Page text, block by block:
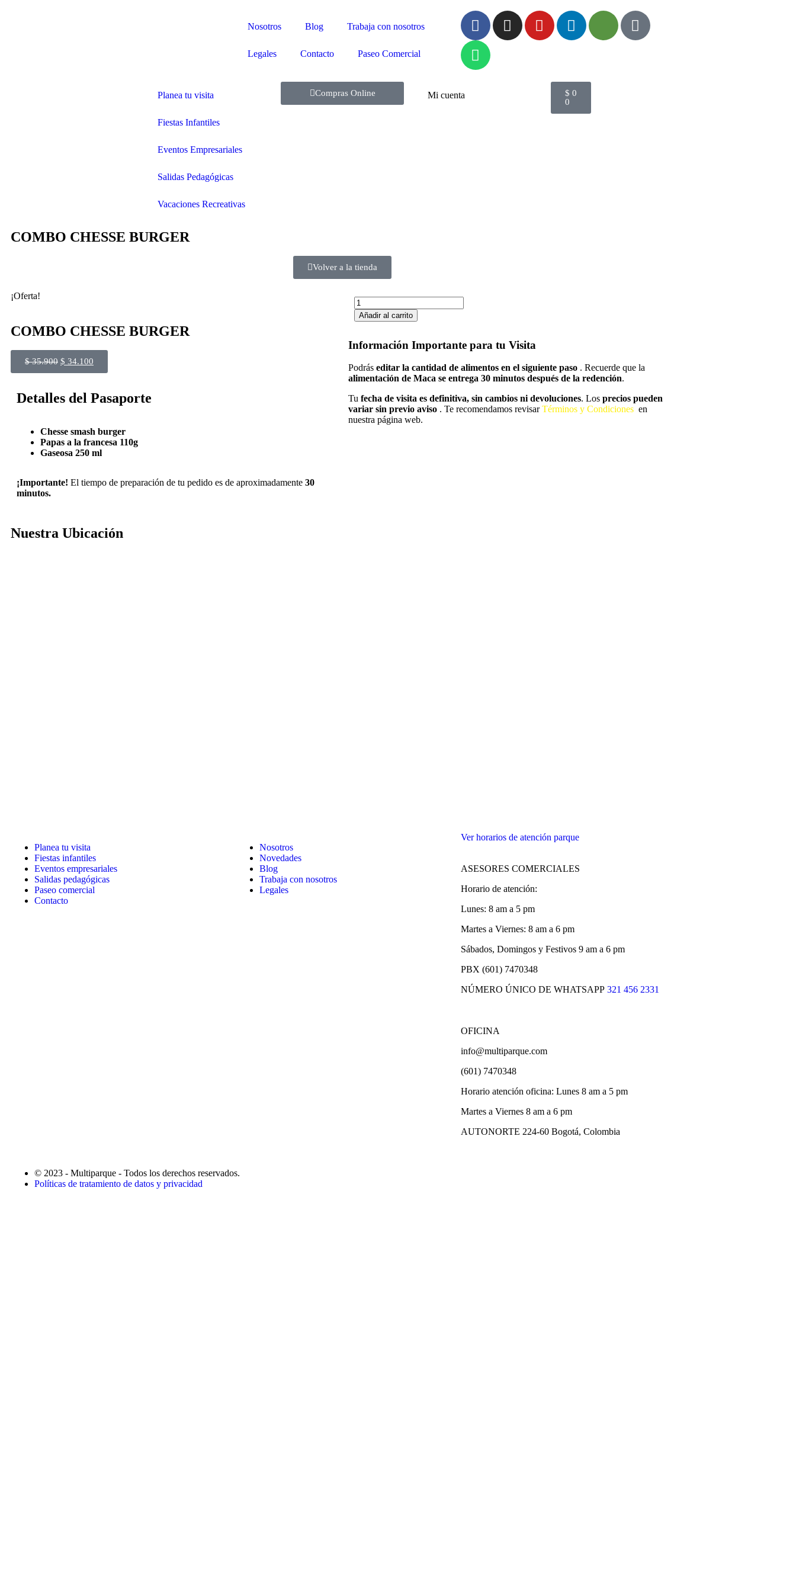
Nosotros Blog Trabaja con nosotros
Legales Contacto Paseo Comercial
Planea tu visita
Fiestas Infantiles
Eventos Empresariales
Salidas Pedagógicas
Vacaciones Recreativas
Compras Online Mi cuenta $ 0
0
COMBO CHESSE BURGER
Volver a la tienda
¡Oferta!
COMBO CHESSE BURGER
$35.900 $ 34.100
Detalles del Pasaporte
Chesse smash burger
Papas a la francesa 110g
Gaseosa 250 ml
¡Importante! El tiempo de preparación de tu pedido es de aproximadamente 30
minutos.
Añadir al carrito
Información Importante para tu Visita
Podrás editar la cantidad de alimentos en el siguiente paso . Recuerde que la
alimentación de Maca se entrega 30 minutos después de la redención.
Tu fecha de visita es definitiva, sin cambios ni devoluciones. Los precios pueden
variar sin previo aviso . Te recomendamos revisarTérminos y Condiciones en
nuestra página web.
Nuestra Ubicación
Planea tu visita
Fiestas infantiles
Eventos empresariales
Salidas pedagógicas
Paseo comercial
Contacto
Nosotros
Novedades
Blog
Trabaja con nosotros
Legales
Ver horarios de atención parque
ASESORES COMERCIALES
Horario de atención:
Lunes: 8 am a 5 pm
Martes a Viernes: 8 am a 6 pm
Sábados, Domingos y Festivos 9 am a 6 pm
PBX (601) 7470348
NÚMERO ÚNICO DE WHATSAPP 321 456 2331
OFICINA
info@multiparque.com
(601) 7470348
Horario atención oficina: Lunes 8 am a 5 pm
Martes a Viernes 8 am a 6 pm
AUTONORTE 224-60 Bogotá, Colombia
© 2023 - Multiparque - Todos los derechos reservados.
Políticas de tratamiento de datos y privacidad